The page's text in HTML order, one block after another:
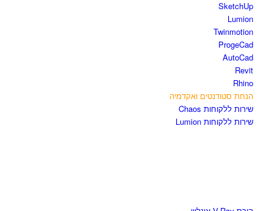
SketchUp
Lumion
Twinmotion
ProgeCad
AutoCad
Revit
Rhino
הנחת סטודנטים ואקדמיה
שירות ללקוחות Chaos
שירות ללקוחות Lumion